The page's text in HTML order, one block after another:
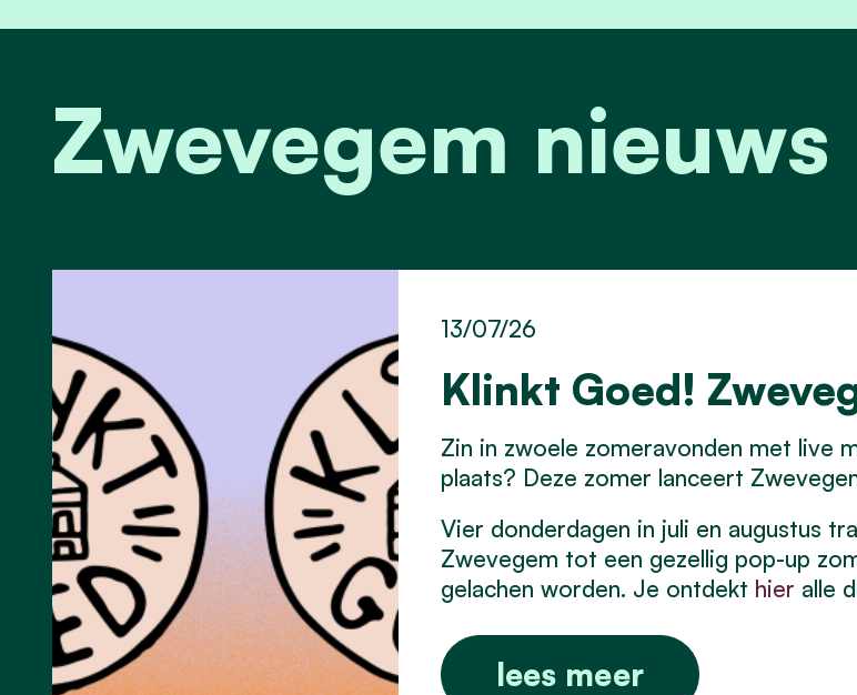
Zwevegem nieuws
Klinkt Goed!
13/07/26
Zin in zwoele zomeravonden met live
plaats? Deze zomer lanceert
Vier donderdagen in juli en augustus
Zwevegem tot een gezellig pop-up
gelachen worden. Je ontdekt hier alle
lees meer